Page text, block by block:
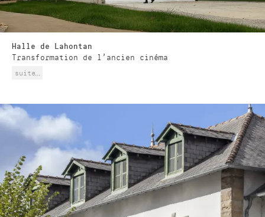
Halle de Lahontan
Transformation de l'ancien cinéma
suite…